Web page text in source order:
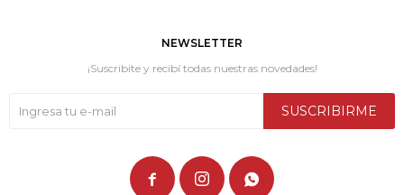
NEWSLETTER
¡Suscribite y recibí todas nuestras novedades!
SUSCRIBIRME
  